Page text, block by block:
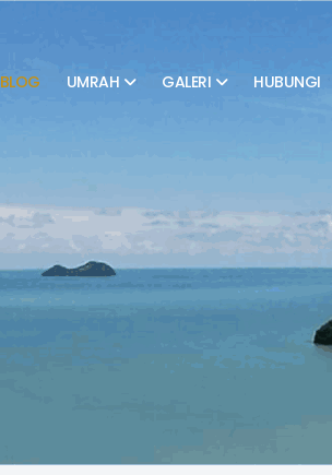
BLOG UMRAH GALERI HUBUNGI